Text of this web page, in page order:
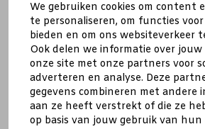
We gebruiken cookies om content
te personaliseren, om functies
bieden en om ons websiteverkeer
Ook delen we informatie over jouw
onze site met onze partners voor
adverteren en analyse. Deze
gegevens combineren met andere
aan ze heeft verstrekt of die ze
op basis van jouw gebruik van hun